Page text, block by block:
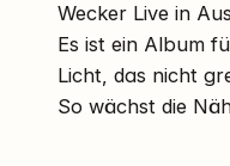
Wecker Live in
Es ist ein Album
Licht, das nicht
So wächst die